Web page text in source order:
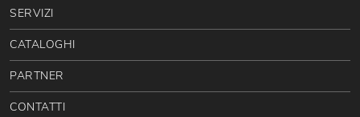
SERVIZI
CATALOGHI
PARTNER
CONTATTI